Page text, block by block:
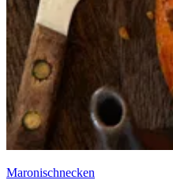
Maronischnecken